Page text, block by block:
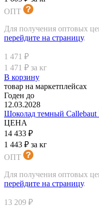
ОПТ
Для получения оптовых
перейдите на страницу.
1 471 ₽
1 471 ₽ за кг
В корзину
товар на маркетплейсах
Годен до
12.03.2028
Шоколад темный Callebaut
ЦЕНА
14 433 ₽
1 443 ₽ за кг
ОПТ
Для получения оптовых
перейдите на страницу.
13 209 ₽